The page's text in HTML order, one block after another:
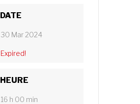
DATE
30 Mar 2024
Expired!
HEURE
16 h 00 min